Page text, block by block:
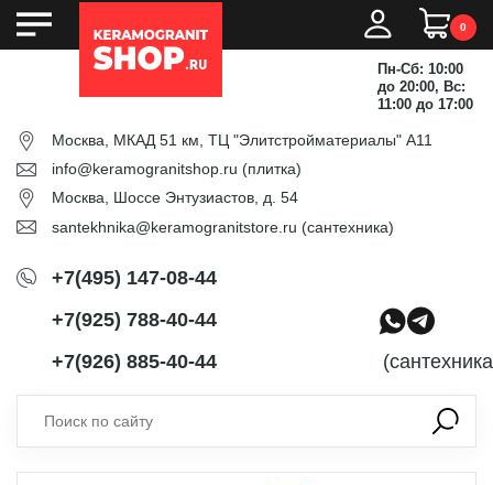
0
Пн-Сб: 10:00
до 20:00, Вс:
11:00 до 17:00
Москва, МКАД 51 км, ТЦ "Элитстройматериалы" А11
info@keramogranitshop.ru (плитка)
Москва, Шоссе Энтузиастов, д. 54
santekhnika@keramogranitstore.ru (сантехника)
+7(495) 147-08-44
+7(925) 788-40-44
+7(926) 885-40-44